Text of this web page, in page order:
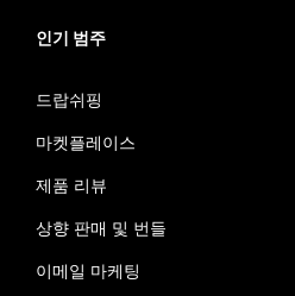
인기 범주
드랍쉬핑
마켓플레이스
제품 리뷰
상향 판매 및 번들
이메일 마케팅